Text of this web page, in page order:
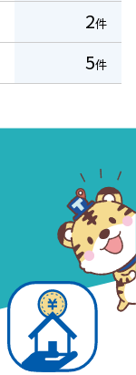
2件
5件